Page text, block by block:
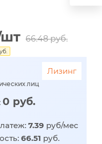
66.48руб.
Лизинг
лиц
0 руб.
7.39 руб/мес
66.51 руб.